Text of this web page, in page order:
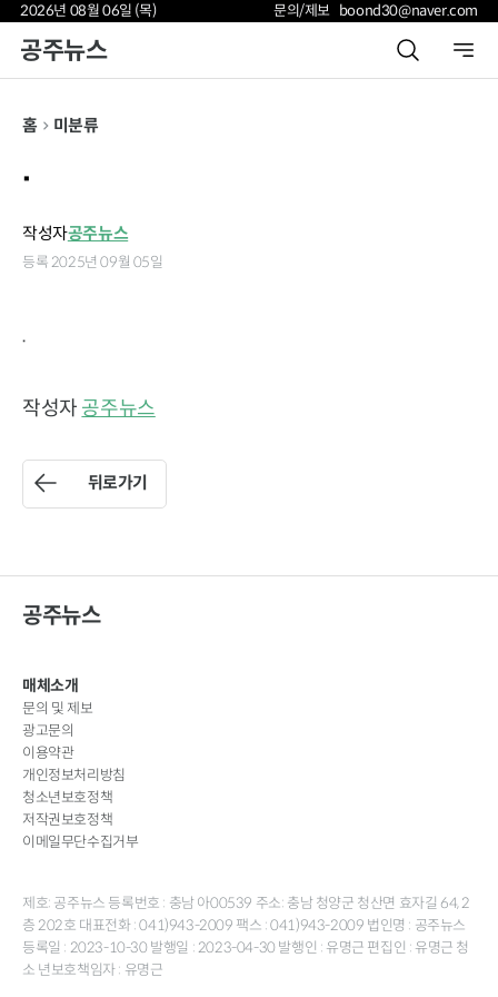
2026년 08월 06일 (목) 문의/제보 boond30@naver.com
공주뉴스
홈 미분류
.
작성자공주뉴스
등록 2025년 09월 05일
.
작성자 공주뉴스
뒤로가기
공주뉴스
매체소개
문의 및 제보
광고문의
이용약관
개인정보처리방침
청소년보호정책
저작권보호정책
이메일무단수집거부
제호: 공주뉴스 등록번호 : 충남 아00539 주소: 충남 청양군 청산면 효자길 64, 2
층 202호 대표전화 : 041)943-2009 팩스 : 041)943-2009 법인명 : 공주뉴스
등록일 : 2023-10-30 발행일 : 2023-04-30 발행인 : 유명근 편집인 : 유명근 청
소 년보호책임자 : 유명근